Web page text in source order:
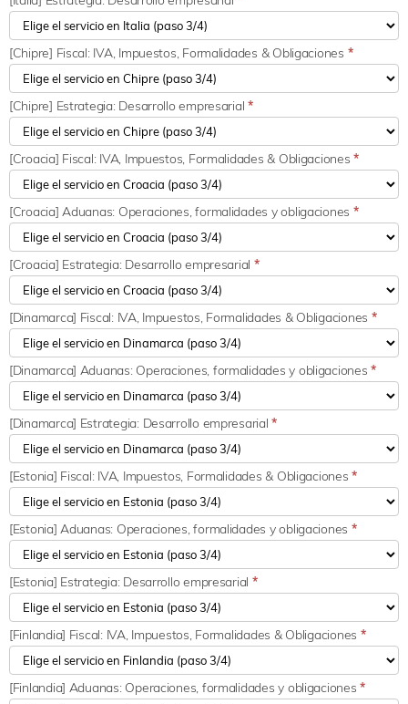
[Chipre] Fiscal: IVA, Impuestos, Formalidades & Obligaciones *
[Chipre] Estrategia: Desarrollo empresarial*
[Croacia] Fiscal: IVA, Impuestos, Formalidades & Obligaciones*
[Croacia] Aduanas: Operaciones, formalidades y obligaciones *
[Croacia] Estrategia: Desarrollo empresarial *
[Dinamarca] Fiscal: IVA, Impuestos, Formalidades & Obligaciones *
[Dinamarca] Aduanas: Operaciones, formalidades y obligaciones*
[Dinamarca] Estrategia: Desarrollo empresarial*
[Estonia] Fiscal: IVA, Impuestos, Formalidades & Obligaciones*
[Estonia] Aduanas: Operaciones, formalidades y obligaciones *
[Estonia] Estrategia: Desarrollo empresarial *
[Finlandia] Fiscal: IVA, Impuestos, Formalidades & Obligaciones *
[Finlandia] Aduanas: Operaciones, formalidades y obligaciones*